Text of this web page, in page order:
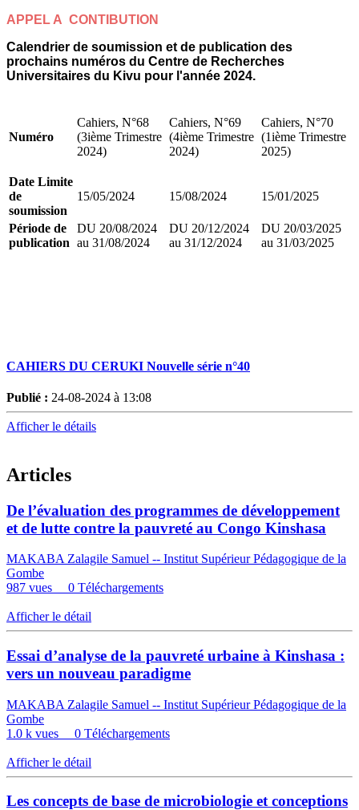
APPEL A CONTIBUTION
Calendrier de soumission et de publication des
prochains numéros du Centre de Recherches
Universitaires du Kivu pour l'année 2024.
Numéro
Cahiers, N°68
(3ième Trimestre
2024)
Cahiers, N°69
(4ième Trimestre
2024)
Cahiers, N°70
(1ième Trimestre
2025)
Date Limite
de
soumission
15/05/2024 15/08/2024 15/01/2025
Période de
publication
DU 20/08/2024
au 31/08/2024
DU 20/12/2024
au 31/12/2024
DU 20/03/2025
au 31/03/2025
CAHIERS DU CERUKI Nouvelle série n°40
Publié : 24-08-2024 à 13:08
Afficher le détails
Articles
De l’évaluation des programmes de développement
et de lutte contre la pauvreté au Congo Kinshasa
MAKABA Zalagile Samuel -- Institut Supérieur Pédagogique de la
Gombe
987 vues 0 Téléchargements
Afficher le détail
Essai d’analyse de la pauvreté urbaine à Kinshasa :
vers un nouveau paradigme
MAKABA Zalagile Samuel -- Institut Supérieur Pédagogique de la
Gombe
1.0 k vues 0 Téléchargements
Afficher le détail
Les concepts de base de microbiologie et conceptions